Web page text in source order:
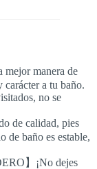
manera de
carácter a tu baño.
no se
de calidad, pies
de baño es estable,
】¡No dejes